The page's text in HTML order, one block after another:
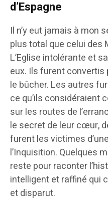
d’Espagne
Il n’y eut jamais à mon
plus total que celui des
L’Eglise intolérante et
eux. Ils furent
le bûcher. Les autres
ce qu’ils considéraient
sur les routes de
le secret de leur cœur,
furent les victimes
l’Inquisition. Quelques
reste pour raconter
intelligent et raffiné qui
et disparut.